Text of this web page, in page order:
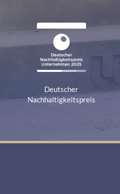
Deutscher
Nachhaltigkeitspreis